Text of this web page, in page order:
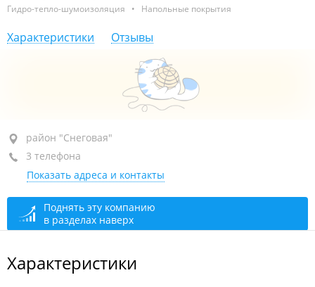
Гидро-тепло-шумоизоляция
• Напольные покрытия
Характеристики Отзывы
район "Снеговая", ул. Карьерная, 3
+7 (423) 224-36-45
+7 (423) 224-35-90
+7 904 627-34-30
сегодня закрыто
район "Снеговая"
3 телефона
Показать адреса и контакты
Поднять эту компанию
в разделах наверх
Характеристики